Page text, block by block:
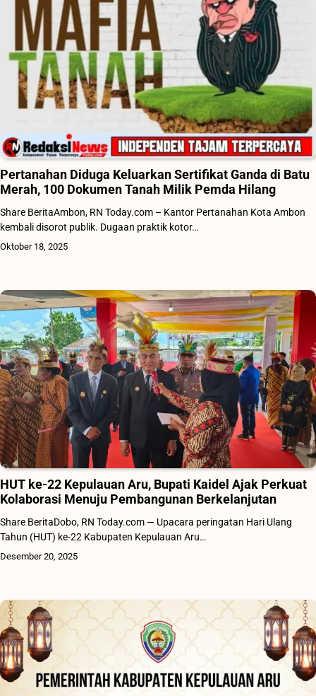
Pertanahan Diduga Keluarkan Sertifikat Ganda di Batu
Merah, 100 Dokumen Tanah Milik Pemda Hilang
Share BeritaAmbon, RN Today.com – Kantor Pertanahan Kota Ambon
kembali disorot publik. Dugaan praktik kotor…
Oktober 18, 2025
HUT ke-22 Kepulauan Aru, Bupati Kaidel Ajak Perkuat
Kolaborasi Menuju Pembangunan Berkelanjutan
Share BeritaDobo, RN Today.com — Upacara peringatan Hari Ulang
Tahun (HUT) ke-22 Kabupaten Kepulauan Aru…
Desember 20, 2025